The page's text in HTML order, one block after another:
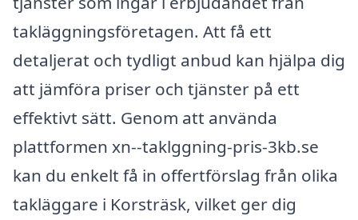
takläggningsföretagen. Att få ett
detaljerat och tydligt anbud kan hjälpa dig
att jämföra priser och tjänster på ett
effektivt sätt. Genom att använda
plattformen xn--taklggning-pris-3kb.se
kan du enkelt få in offertförslag från olika
takläggare i Korsträsk, vilket ger dig